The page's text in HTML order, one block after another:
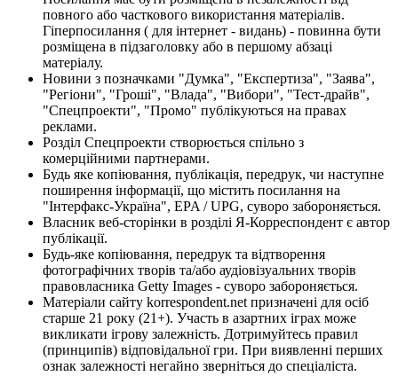
повного або часткового використання матеріалів.
Гіперпосилання ( для інтернет - видань) - повинна бути
розміщена в підзаголовку або в першому абзаці
матеріалу.
Новини з позначками "Думка", "Експертиза", "Заява",
"Регіони", "Гроші", "Влада", "Вибори", "Тест-драйв",
"Спецпроекти", "Промо" публікуються на правах
реклами.
Розділ Спецпроекти створюється спільно з
комерційними партнерами.
Будь яке копіювання, публікація, передрук, чи наступне
поширення інформації, що містить посилання на
"Інтерфакс-Україна", EPA / UPG, суворо забороняється.
Власник веб-сторінки в розділі Я-Корреспондент є автор
публікації.
Будь-яке копіювання, передрук та відтворення
фотографічних творів та/або аудіовізуальних творів
правовласника Getty Images - суворо забороняється.
Матеріали сайту korrespondent.net призначені для осіб
старше 21 року (21+). Участь в азартних іграх може
викликати ігрову залежність. Дотримуйтесь правил
(принципів) відповідальної гри. При виявленні перших
ознак залежності негайно зверніться до спеціаліста.